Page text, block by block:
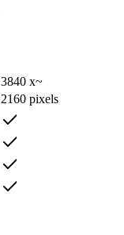
3840 x~
2160 pixels